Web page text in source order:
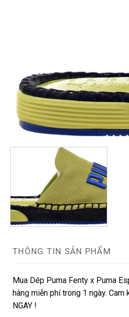
THÔNG TIN SẢN PHẨM
Mua Dép Puma Fenty x Puma
hàng miễn phí trong 1 ngày.
NGAY !